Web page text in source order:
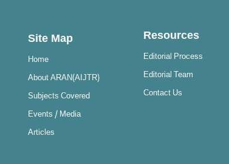
Site Map
Home
About ARAN(AIJTR)
Subjects Covered
Events / Media
Articles
Resources
Editorial Process
Editorial Team
Contact Us